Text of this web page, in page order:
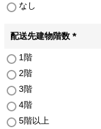
なし
配送先建物階数
1階
2階
3階
4階
5階以上